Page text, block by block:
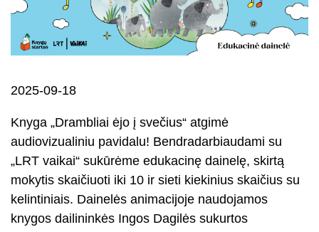
2025-09-18
Knyga „Drambliai ėjo į svečius“ atgimė
audiovizualiniu pavidalu! Bendradarbiaudami su
„LRT vaikai“ sukūrėme edukacinę dainelę, skirtą
mokytis skaičiuoti iki 10 ir sieti kiekinius skaičius su
kelintiniais. Dainelės animacijoje naudojamos
knygos dailininkės Ingos Dagilės sukurtos